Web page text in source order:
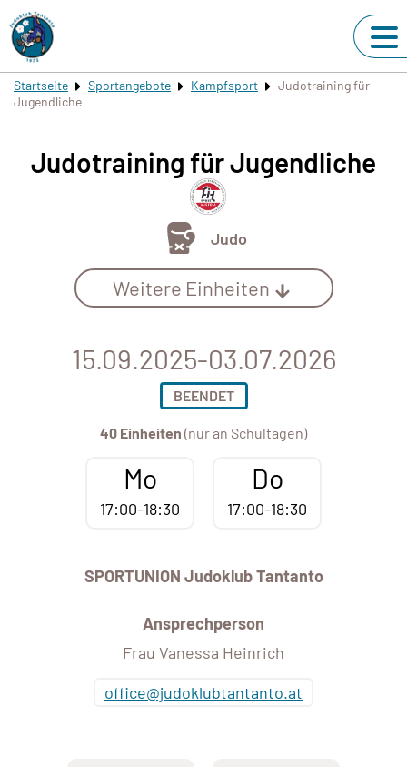
Startseite Sportangebote Kampfsport
Judotraining für
Jugendliche
Judotraining für Jugendliche
Judo
Weitere Einheiten
15.09.2025-03.07.2026
BEENDET
40 Einheiten (nur an Schultagen)
Mo
17:00-18:30
Do
17:00-18:30
SPORTUNION Judoklub Tantanto
Ansprechperson
Frau Vanessa Heinrich
office@judoklubtantanto.at